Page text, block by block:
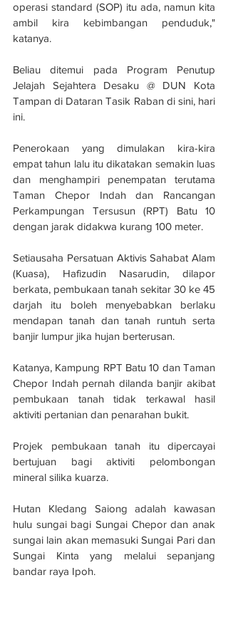
operasi standard (SOP) itu ada, namun kita
ambil kira kebimbangan penduduk,"
katanya.
Beliau ditemui pada Program Penutup
Jelajah Sejahtera Desaku @ DUN Kota
Tampan di Dataran Tasik Raban di sini, hari
ini.
Penerokaan yang dimulakan kira-kira
empat tahun lalu itu dikatakan semakin luas
dan menghampiri penempatan terutama
Taman Chepor Indah dan Rancangan
Perkampungan Tersusun (RPT) Batu 10
dengan jarak didakwa kurang 100 meter.
Setiausaha Persatuan Aktivis Sahabat Alam
(Kuasa), Hafizudin Nasarudin, dilapor
berkata, pembukaan tanah sekitar 30 ke 45
darjah itu boleh menyebabkan berlaku
mendapan tanah dan tanah runtuh serta
banjir lumpur jika hujan berterusan.
Katanya, Kampung RPT Batu 10 dan Taman
Chepor Indah pernah dilanda banjir akibat
pembukaan tanah tidak terkawal hasil
aktiviti pertanian dan penarahan bukit.
Projek pembukaan tanah itu dipercayai
bertujuan bagi aktiviti pelombongan
mineral silika kuarza.
Hutan Kledang Saiong adalah kawasan
hulu sungai bagi Sungai Chepor dan anak
sungai lain akan memasuki Sungai Pari dan
Sungai Kinta yang melalui sepanjang
bandar raya Ipoh.